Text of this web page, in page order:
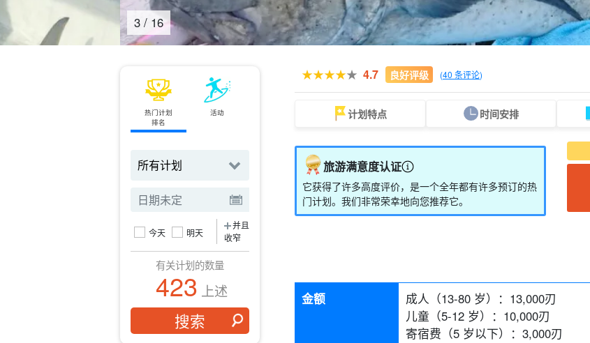
4 / 16
热门计划
排名
活动
从现场。
搜索
可当天预订
规划
超值折扣
保险费
选定计划
今天 明天
并且
收窄
有关计划的数量
423 上述
4.7 良好评级 (40 条评论)
计划特点 时间安排
旅游满意度认证
它获得了许多高度评价，是一个全年都有许多预订的热
门计划。我们非常荣幸地向您推荐它。
金额 成人（13-80 岁）： 13,000刃
儿童（5-12 岁）： 10,000刃
寄宿费（5 岁以下）： 3,000刃